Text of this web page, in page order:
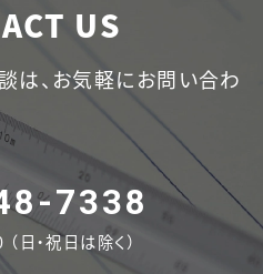
US
は、お気軽にお問い合わ
7338
・祝日は除く）